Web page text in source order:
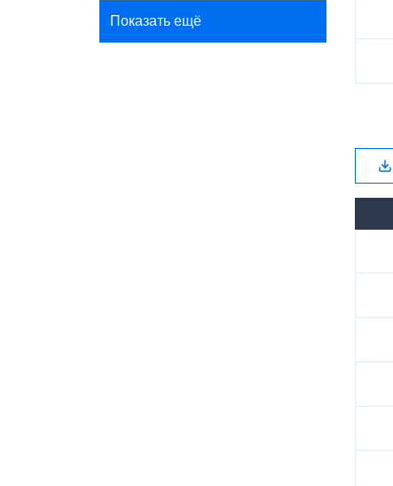
Показать ещё